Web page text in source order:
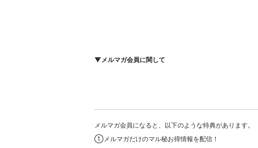
▼メルマガ会員に関して
メルマガ会員になると、以下のような特典があります。
①メルマガだけのマル秘お得情報を配信！